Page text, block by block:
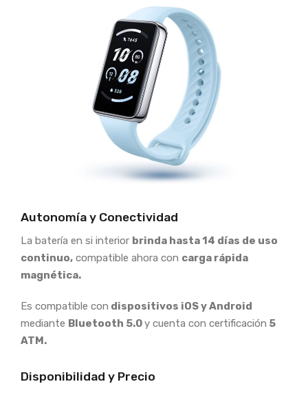
Autonomía y Conectividad
La batería en si interior brinda hasta 14 días de uso
continuo, compatible ahora con carga rápida
magnética.
Es compatible con dispositivos iOS y Android
mediante Bluetooth 5.0y cuenta con certificación 5
ATM.
Disponibilidad y Precio